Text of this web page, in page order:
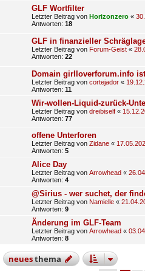
GLF Wortfilter
Letzter Beitrag von Horizonzero «
Antworten: 18
GLF in finanzieller
Letzter Beitrag von Forum-Geist «
Antworten: 22
Domain girlloverforum.info
Letzter Beitrag von cortejador «
Antworten: 11
Wir-wollen-Liquid-zurück-
Letzter Beitrag von dreibiself «
Antworten: 77
offene Unterforen
Letzter Beitrag von Zidane «
Antworten: 5
Alice Day
Letzter Beitrag von Arrowhead «
Antworten: 4
@Sirius - wer suchet, der
Letzter Beitrag von Namielle «
Antworten: 9
Änderung im GLF-Team
Letzter Beitrag von Arrowhead «
Antworten: 8
neuesthema